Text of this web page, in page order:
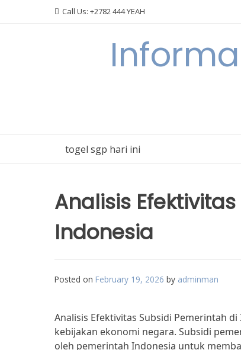
Call Us: +2782 444 YEAH
togel sgp hari ini
Analisis
Indonesia
Posted on February 19, 2026 by adminman
Analisis Efektivitas Subsidi Pemerintah
kebijakan ekonomi negara. Subsidi
oleh pemerintah Indonesia untuk